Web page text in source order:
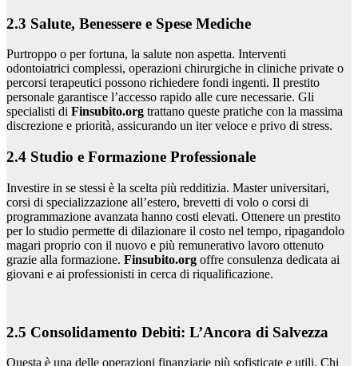
2.3 Salute, Benessere e Spese Mediche
Purtroppo o per fortuna, la salute non aspetta. Interventi
odontoiatrici complessi, operazioni chirurgiche in cliniche private o
percorsi terapeutici possono richiedere fondi ingenti. Il prestito
personale garantisce l’accesso rapido alle cure necessarie. Gli
specialisti di Finsubito.org trattano queste pratiche con la massima
discrezione e priorità, assicurando un iter veloce e privo di stress.
2.4 Studio e Formazione Professionale
Investire in se stessi è la scelta più redditizia. Master universitari,
corsi di specializzazione all’estero, brevetti di volo o corsi di
programmazione avanzata hanno costi elevati. Ottenere un prestito
per lo studio permette di dilazionare il costo nel tempo, ripagandolo
magari proprio con il nuovo e più remunerativo lavoro ottenuto
grazie alla formazione. Finsubito.org offre consulenza dedicata ai
giovani e ai professionisti in cerca di riqualificazione.
2.5 Consolidamento Debiti: L’Ancora di Salvezza
Questa è una delle operazioni finanziarie più sofisticate e utili. Chi